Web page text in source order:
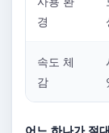
경
속도 체
감